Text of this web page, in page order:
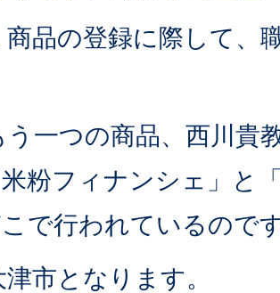
品の登録に際して、
一つの商品、西川貴
粉フィナンシェ」と
で行われているので
市となります。